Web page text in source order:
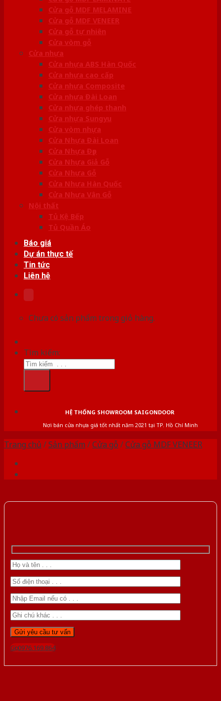
Cửa gỗ MDF MELAMINE
Cửa gỗ MDF VENEER
Cửa gỗ tự nhiên
Cửa vòm gỗ
Cửa nhựa
Cửa nhựa ABS Hàn Quốc
Cửa nhựa cao cấp
Cửa nhựa Composite
Cửa nhựa Đài Loan
Cửa nhựa ghép thanh
Cửa nhựa Sungyu
Cửa vòm nhựa
Cửa Nhựa Đài Loan
Cửa Nhựa Đẹp
Cửa Nhựa Giả Gỗ
Cửa Nhựa Gỗ
Cửa Nhựa Hàn Quốc
Cửa Nhựa Vân Gỗ
Nội thất
Tủ Kệ Bếp
Tủ Quần Áo
Báo giá
Dự án thực tế
Tin tức
Liên hệ
Chưa có sản phẩm trong giỏ hàng.
Tìm kiếm:
HỆ THỐNG SHOWROOM SAIGONDOOR
Nơi bán cửa nhựa giá tốt nhất năm 2021 tại TP. Hồ Chí Minh
Trang chủ /Sản phẩm /Cửa gỗ /Cửa gỗ MDF VENEER
Gọi 0976.169.864